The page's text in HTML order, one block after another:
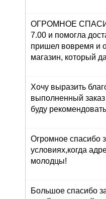
ОГРОМНОЕ
7.00 и помогла
пришел вовремя и
магазин, который
Хочу выразить
выполненный
буду
Огромное спасибо
условиях,когда
молодцы!
Большое спасибо